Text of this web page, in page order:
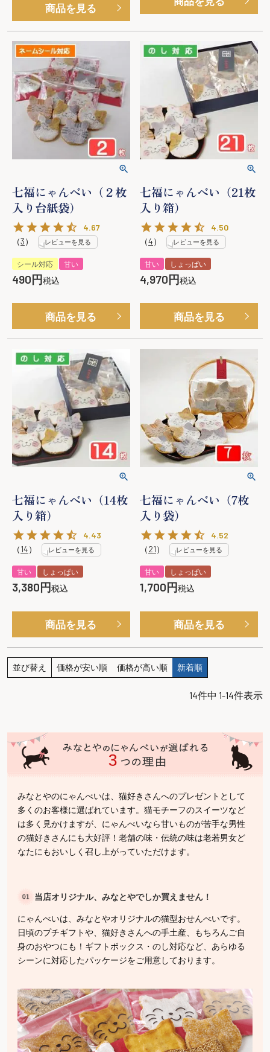
商品を見る
七福にゃんべい（２枚
入り台紙袋）
4.67
（3） レビューを見る
シール対応 甘い
490 税込
商品を見る
七福にゃんべい（21枚
入り箱）
4.50
（4） レビューを見る
甘い しょっぱい
4,970 税込
商品を見る
七福にゃんべい（14枚
入り箱）
4.43
（14） レビューを見る
甘い しょっぱい
3,380 税込
商品を見る
七福にゃんべい（7枚
入り袋）
4.52
（21） レビューを見る
甘い しょっぱい
1,700 税込
商品を見る
並び替え 価格が安い順 価格が高い順 新着順
14件中 1-14件表示
みなとやのにゃんべいは、猫好きさんへのプレゼントとして
多くのお客様に選ばれています。猫モチーフのスイーツなど
は多く見かけますが、にゃんべいなら甘いものが苦手な男性
の猫好きさんにも大好評！老舗の味・伝統の味は老若男女ど
なたにもおいしく召し上がっていただけます。
当店オリジナル、みなとやでしか買えません！
にゃんべいは、みなとやオリジナルの猫型おせんべいです。
日頃のプチギフトや、猫好きさんへの手土産、もちろんご自
身のおやつにも！ギフトボックス・のし対応など、あらゆる
シーンに対応したパッケージをご用意しております。